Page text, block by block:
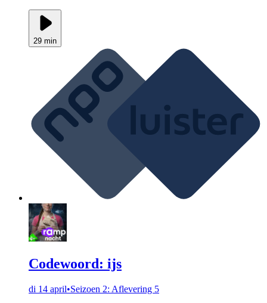
29 min
Codewoord: ijs
di 14 april•Seizoen 2: Aflevering 5